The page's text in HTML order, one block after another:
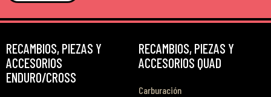
RECAMBIOS, PIEZAS Y
ACCESORIOS
ENDURO/CROSS
RECAMBIOS, PIEZAS Y
ACCESORIOS QUAD
Carburación